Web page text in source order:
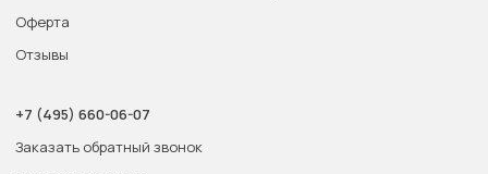
Оферта
Отзывы
+7 (495) 660-06-07
Заказать обратный звонок